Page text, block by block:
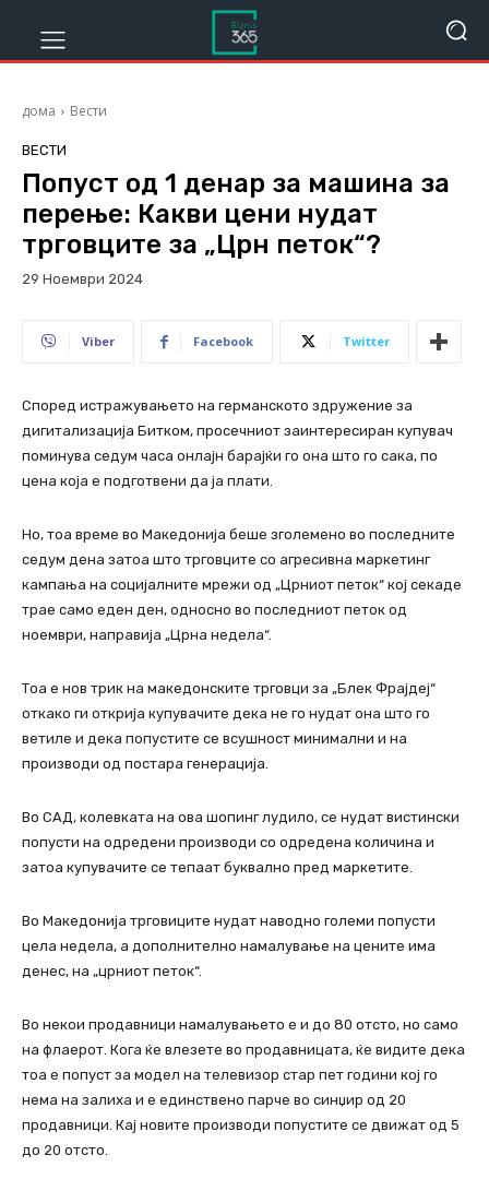
дома Вести
ВЕСТИ
Попуст од 1 денар за машина за
перење: Какви цени нудат
трговците за „Црн петок“?
29 Ноември 2024
Viber Facebook Twitter
Според истражувањето на германското здружение за
дигитализација Битком, просечниот заинтересиран купувач
поминува седум часа онлајн барајќи го она што го сака, по
цена која е подготвени да ја плати.
Но, тоа време во Македонија беше зголемено во последните
седум дена затоа што трговците со агресивна маркетинг
кампања на социјалните мрежи од „Црниот петок“ кој секаде
трае само еден ден, односно во последниот петок од
ноември, направија „Црна недела“.
Тоа е нов трик на македонските трговци за „Блек Фрајдеј“
откако ги открија купувачите дека не го нудат она што го
ветиле и дека попустите се всушност минимални и на
производи од постара генерација.
Во САД, колевката на ова шопинг лудило, се нудат вистински
попусти на одредени производи со одредена количина и
затоа купувачите се тепаат буквално пред маркетите.
Во Македонија трговиците нудат наводно големи попусти
цела недела, а дополнително намалување на цените има
денес, на „црниот петок“.
Во некои продавници намалувањето е и до 80 отсто, но само
на флаерот. Кога ќе влезете во продавницата, ќе видите дека
тоа е попуст за модел на телевизор стар пет години кој го
нема на залиха и е единствено парче во синџир од 20
продавници. Кај новите производи попустите се движат од 5
до 20 отсто.